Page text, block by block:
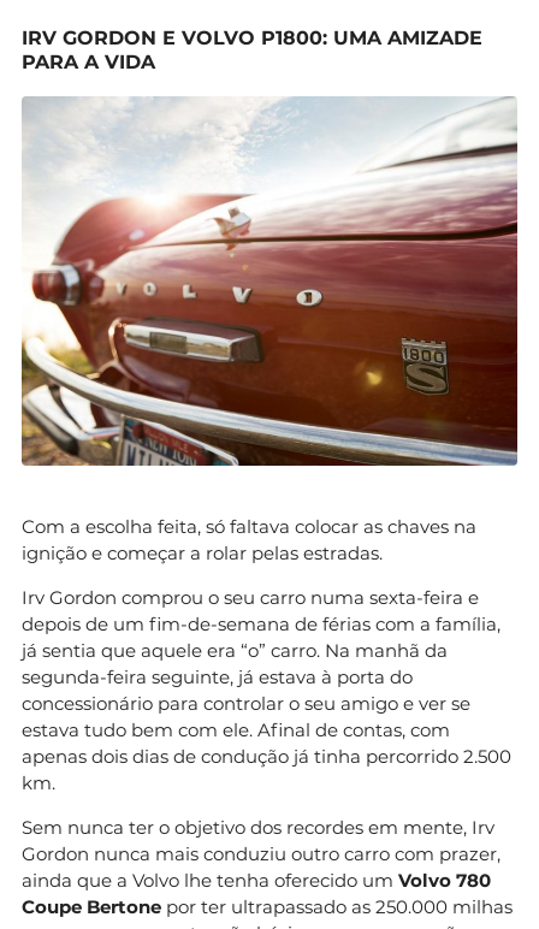
IRV GORDON E VOLVO P1800: UMA AMIZADE
PARA A VIDA
Com a escolha feita, só faltava colocar as chaves na
ignição e começar a rolar pelas estradas.
Irv Gordon comprou o seu carro numa sexta-feira e
depois de um fim-de-semana de férias com a família,
já sentia que aquele era “o” carro. Na manhã da
segunda-feira seguinte, já estava à porta do
concessionário para controlar o seu amigo e ver se
estava tudo bem com ele. Afinal de contas, com
apenas dois dias de condução já tinha percorrido 2.500
km.
Sem nunca ter o objetivo dos recordes em mente, Irv
Gordon nunca mais conduziu outro carro com prazer,
ainda que a Volvo lhe tenha oferecido um Volvo 780
Coupe Bertone por ter ultrapassado as 250.000 milhas